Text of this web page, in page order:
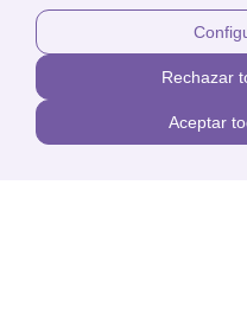
Rechazar
Aceptar
Infraestructuras